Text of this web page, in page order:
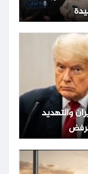
والتهديد